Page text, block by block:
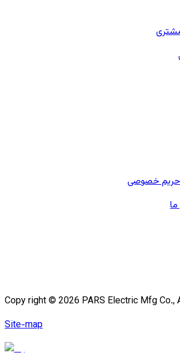
خصوصی
Copy right © 2026 PARS Electric Mfg
Site-map